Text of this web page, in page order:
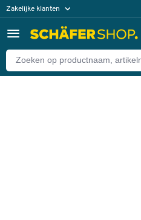
Zakelijke klanten
Particuliere klanten
Terug